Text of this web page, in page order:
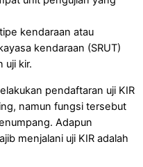
kendaraan atau
kendaraan (SRUT)
uji kir.
pendaftaran uji KIR
namun fungsi tersebut
Adapun
menjalani uji KIR adalah